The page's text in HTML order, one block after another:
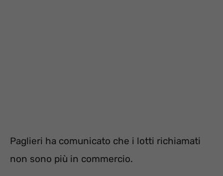
Paglieri ha comunicato che i lotti richiamati
non sono più in commercio.